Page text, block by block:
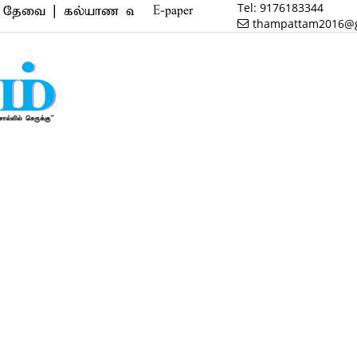
| கல்யாண வரன் | மருத்துவம் | வணிகம் | பைனான்ஸ் |
E-paper Tel: 9176183344